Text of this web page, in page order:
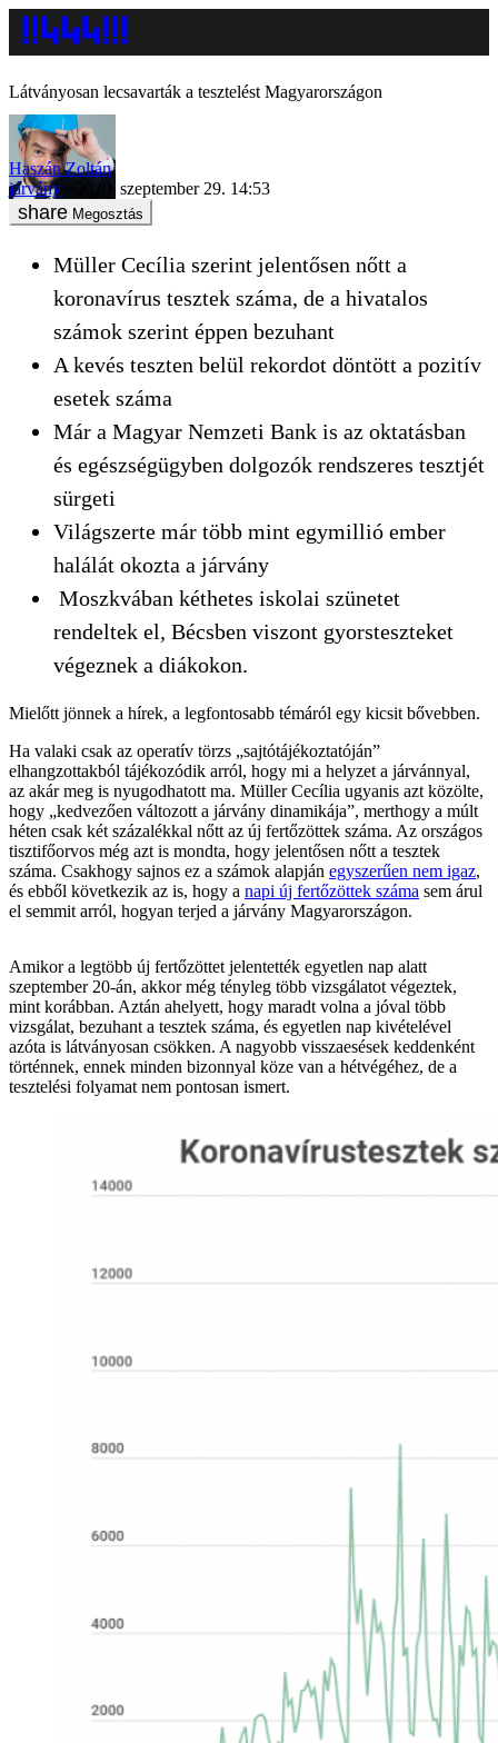
Látványosan lecsavarták a tesztelést Magyarországon
Haszán Zoltán
járvány
2020. szeptember 29. 14:53
Megosztás
Müller Cecília szerint jelentősen nőtt a
koronavírus tesztek száma, de a hivatalos
számok szerint éppen bezuhant
A kevés teszten belül rekordot döntött a pozitív
esetek száma
Már a Magyar Nemzeti Bank is az oktatásban
és egészségügyben dolgozók rendszeres tesztjét
sürgeti
Világszerte már több mint egymillió ember
halálát okozta a járvány
Moszkvában kéthetes iskolai szünetet
rendeltek el, Bécsben viszont gyorsteszteket
végeznek a diákokon.
Mielőtt jönnek a hírek, a legfontosabb témáról egy kicsit bővebben.
Ha valaki csak az operatív törzs „sajtótájékoztatóján”
elhangzottakból tájékozódik arról, hogy mi a helyzet a járvánnyal,
az akár meg is nyugodhatott ma. Müller Cecília ugyanis azt közölte,
hogy „kedvezően változott a járvány dinamikája”, merthogy a múlt
héten csak két százalékkal nőtt az új fertőzöttek száma. Az országos
tisztifőorvos még azt is mondta, hogy jelentősen nőtt a tesztek
száma. Csakhogy sajnos ez a számok alapján egyszerűen nem igaz,
és ebből következik az is, hogy a napi új fertőzöttek száma sem árul
el semmit arról, hogyan terjed a járvány Magyarországon.
Amikor a legtöbb új fertőzöttet jelentették egyetlen nap alatt
szeptember 20-án, akkor még tényleg több vizsgálatot végeztek,
mint korábban. Aztán ahelyett, hogy maradt volna a jóval több
vizsgálat, bezuhant a tesztek száma, és egyetlen nap kivételével
azóta is látványosan csökken. A nagyobb visszaesések keddenként
történnek, ennek minden bizonnyal köze van a hétvégéhez, de a
tesztelési folyamat nem pontosan ismert.